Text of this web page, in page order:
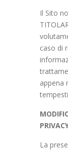
Il Sito
caso di
appena
La